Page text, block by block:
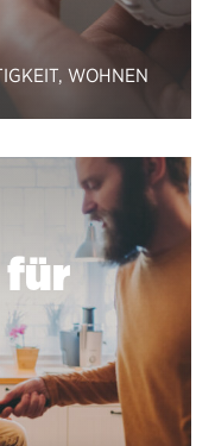
, WOHNEN
für